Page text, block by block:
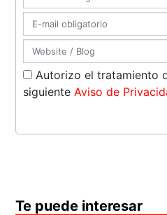
Autorizo el tratamiento
siguiente Aviso de
Te puede interesar